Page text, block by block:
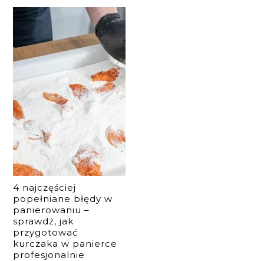
4 najczęściej
popełniane błędy w
panierowaniu –
sprawdź, jak
przygotować
kurczaka w panierce
profesjonalnie